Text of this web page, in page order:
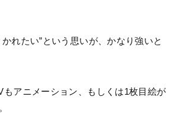
れたい”という思いが、かなり強いと
もアニメーション、もしくは1枚目絵が